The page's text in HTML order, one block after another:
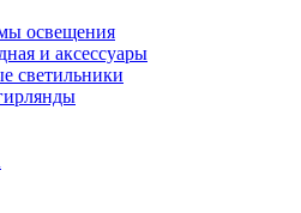
освещения
и аксессуары
светильники